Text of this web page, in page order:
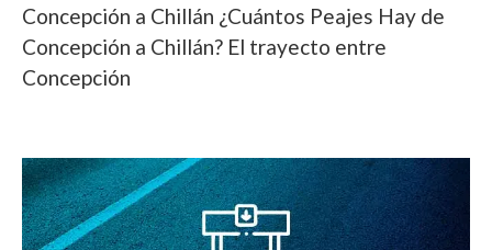
Concepción a Chillán ¿Cuántos Peajes Hay de
Concepción a Chillán? El trayecto entre
Concepción